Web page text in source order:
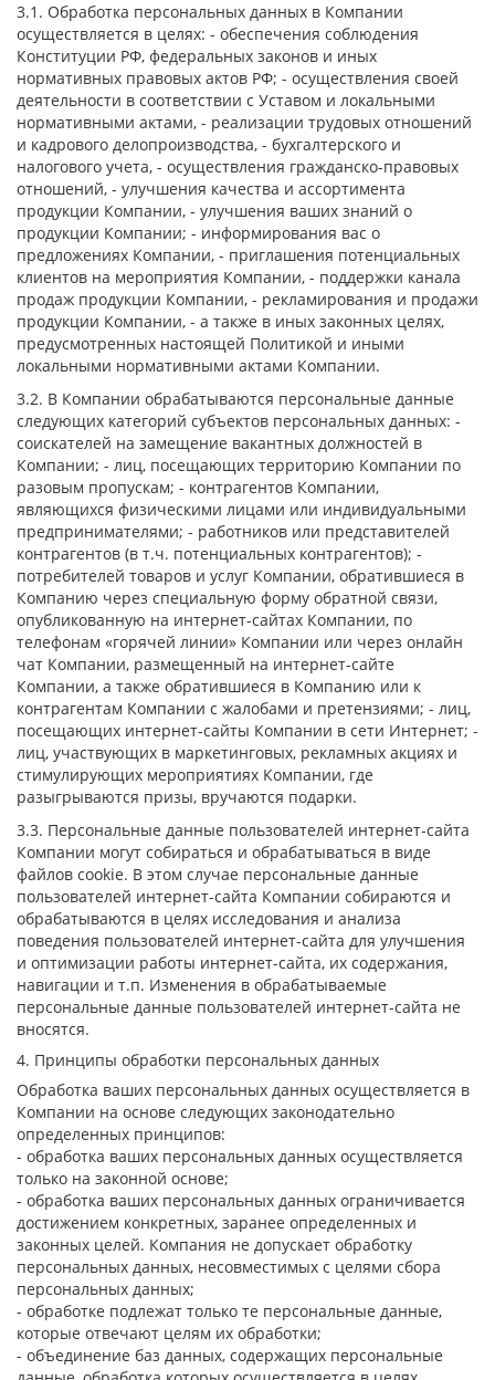
3.1. Обработка персональных данных в Компании
осуществляется в целях: - обеспечения соблюдения
Конституции РФ, федеральных законов и иных
нормативных правовых актов РФ; - осуществления своей
деятельности в соответствии с Уставом и локальными
нормативными актами, - реализации трудовых отношений
и кадрового делопроизводства, - бухгалтерского и
налогового учета, - осуществления гражданско-правовых
отношений, - улучшения качества и ассортимента
продукции Компании, - улучшения ваших знаний о
продукции Компании; - информирования вас о
предложениях Компании, - приглашения потенциальных
клиентов на мероприятия Компании, - поддержки канала
продаж продукции Компании, - рекламирования и продажи
продукции Компании, - а также в иных законных целях,
предусмотренных настоящей Политикой и иными
локальными нормативными актами Компании.
3.2. В Компании обрабатываются персональные данные
следующих категорий субъектов персональных данных: -
соискателей на замещение вакантных должностей в
Компании; - лиц, посещающих территорию Компании по
разовым пропускам; - контрагентов Компании,
являющихся физическими лицами или индивидуальными
предпринимателями; - работников или представителей
контрагентов (в т.ч. потенциальных контрагентов); -
потребителей товаров и услуг Компании, обратившиеся в
Компанию через специальную форму обратной связи,
опубликованную на интернет-сайтах Компании, по
телефонам «горячей линии» Компании или через онлайн
чат Компании, размещенный на интернет-сайте
Компании, а также обратившиеся в Компанию или к
контрагентам Компании с жалобами и претензиями; - лиц,
посещающих интернет-сайты Компании в сети Интернет; -
лиц, участвующих в маркетинговых, рекламных акциях и
стимулирующих мероприятиях Компании, где
разыгрываются призы, вручаются подарки.
3.3. Персональные данные пользователей интернет-сайта
Компании могут собираться и обрабатываться в виде
файлов cookie. В этом случае персональные данные
пользователей интернет-сайта Компании собираются и
обрабатываются в целях исследования и анализа
поведения пользователей интернет-сайта для улучшения
и оптимизации работы интернет-сайта, их содержания,
навигации и т.п. Изменения в обрабатываемые
персональные данные пользователей интернет-сайта не
вносятся.
4. Принципы обработки персональных данных
Обработка ваших персональных данных осуществляется в
Компании на основе следующих законодательно
определенных принципов:
- обработка ваших персональных данных осуществляется
только на законной основе;
- обработка ваших персональных данных ограничивается
достижением конкретных, заранее определенных и
законных целей. Компания не допускает обработку
персональных данных, несовместимых с целями сбора
персональных данных;
- обработке подлежат только те персональные данные,
которые отвечают целям их обработки;
- объединение баз данных, содержащих персональные